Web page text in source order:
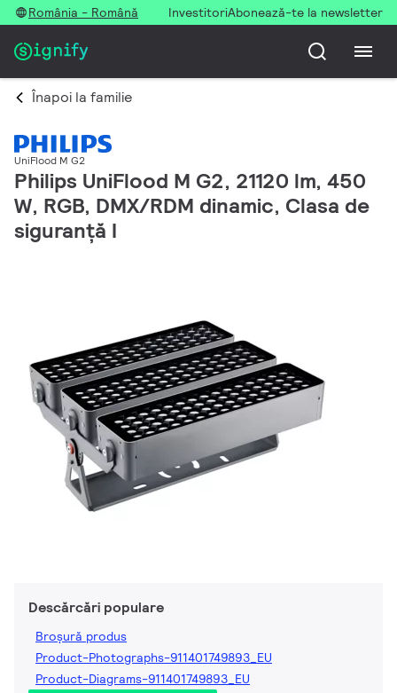
România - Română InvestitoriAbonează-te la newsletter
Înapoi la familie
UniFlood M G2
Philips UniFlood M G2, 21120 lm, 450
W, RGB, DMX/RDM dinamic, Clasa de
siguranță I
Descărcări populare
Broșură produs
Product-Photographs-911401749893_EU
Product-Diagrams-911401749893_EU